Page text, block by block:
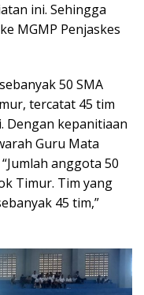
ini. Sehingga
MGMP Penjaskes
50 SMA
tercatat 45 tim
Dengan kepanitiaan
Guru Mata
anggota 50
Timur. Tim yang
45 tim,”